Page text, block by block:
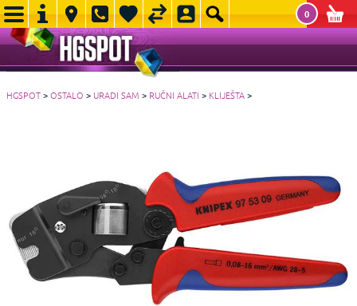
0
HGSPOT>OSTALO > URADI SAM > RUČNI ALATI > KLIJEŠTA>